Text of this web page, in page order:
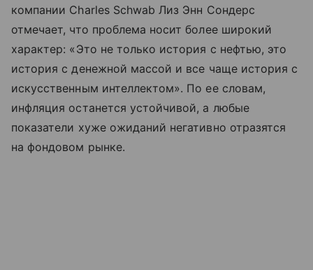
компании Charles Schwab Лиз Энн Сондерс
отмечает, что проблема носит более широкий
характер: «Это не только история с нефтью, это
история с денежной массой и все чаще история с
искусственным интеллектом». По ее словам,
инфляция останется устойчивой, а любые
показатели хуже ожиданий негативно отразятся
на фондовом рынке.